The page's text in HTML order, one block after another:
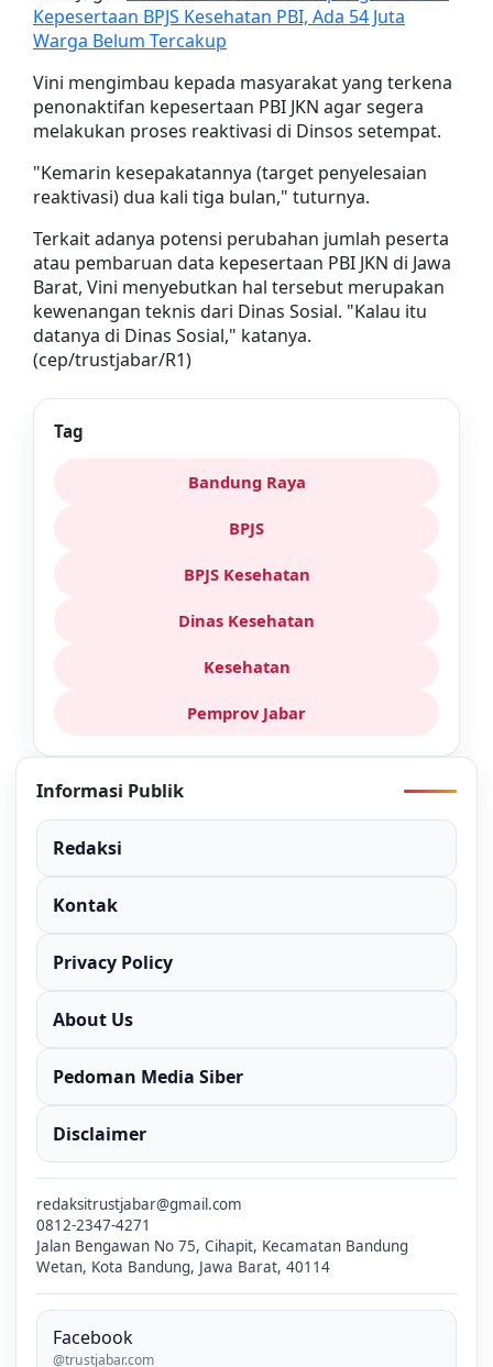
Kepesertaan BPJS Kesehatan PBI, Ada 54 Juta
Warga Belum Tercakup
Vini mengimbau kepada masyarakat yang terkena
penonaktifan kepesertaan PBI JKN agar segera
melakukan proses reaktivasi di Dinsos setempat.
"Kemarin kesepakatannya (target penyelesaian
reaktivasi) dua kali tiga bulan," tuturnya.
Terkait adanya potensi perubahan jumlah peserta
atau pembaruan data kepesertaan PBI JKN di Jawa
Barat, Vini menyebutkan hal tersebut merupakan
kewenangan teknis dari Dinas Sosial. "Kalau itu
datanya di Dinas Sosial," katanya.
(cep/trustjabar/R1)
Tag
Bandung Raya
BPJS
BPJS Kesehatan
Dinas Kesehatan
Kesehatan
Pemprov Jabar
Informasi Publik
Redaksi
Kontak
Privacy Policy
About Us
Pedoman Media Siber
Disclaimer
redaksitrustjabar@gmail.com
0812-2347-4271
Jalan Bengawan No 75, Cihapit, Kecamatan Bandung
Wetan, Kota Bandung, Jawa Barat, 40114
Facebook
@trustjabar.com